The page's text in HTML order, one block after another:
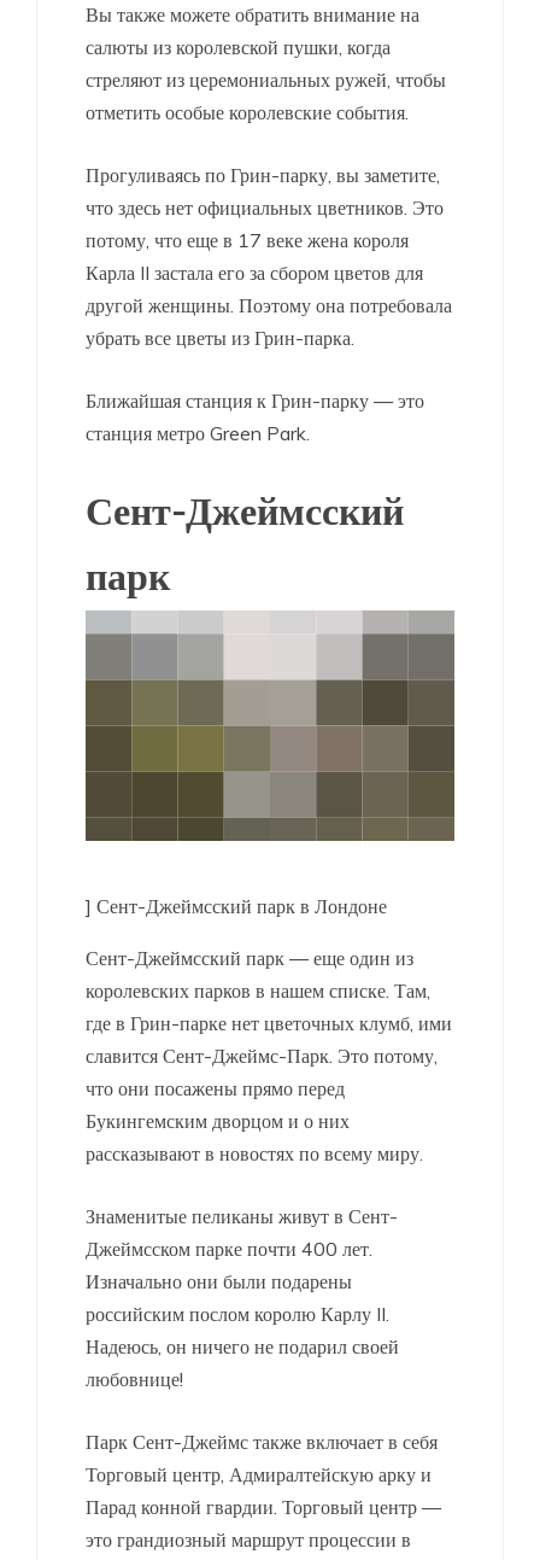
Вы также можете обратить внимание на
салюты из королевской пушки, когда
стреляют из церемониальных ружей, чтобы
отметить особые королевские события.
Прогуливаясь по Грин-парку, вы заметите,
что здесь нет официальных цветников. Это
потому, что еще в 17 веке жена короля
Карла II застала его за сбором цветов для
другой женщины. Поэтому она потребовала
убрать все цветы из Грин-парка.
Ближайшая станция к Грин-парку — это
станция метро Green Park.
Сент-Джеймсский
парк
] Сент-Джеймсский парк в Лондоне
Сент-Джеймсский парк — еще один из
королевских парков в нашем списке. Там,
где в Грин-парке нет цветочных клумб, ими
славится Сент-Джеймс-Парк. Это потому,
что они посажены прямо перед
Букингемским дворцом и о них
рассказывают в новостях по всему миру.
Знаменитые пеликаны живут в Сент-
Джеймсском парке почти 400 лет.
Изначально они были подарены
российским послом королю Карлу II.
Надеюсь, он ничего не подарил своей
любовнице!
Парк Сент-Джеймс также включает в себя
Торговый центр, Адмиралтейскую арку и
Парад конной гвардии. Торговый центр —
это грандиозный маршрут процессии в